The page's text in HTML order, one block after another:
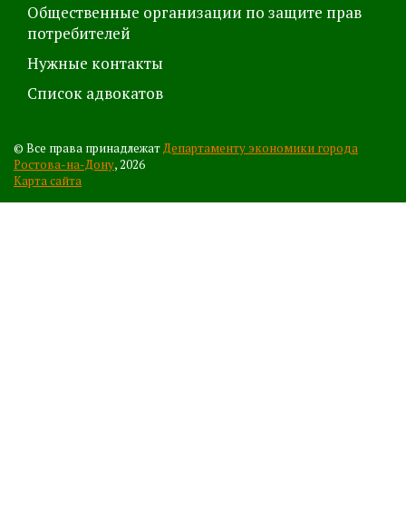
Общественные организации по защите прав
потребителей
Нужные контакты
Список адвокатов
© Все права принадлежатДепартаменту экономики города
Ростова-на-Дону, 2026
Карта сайта